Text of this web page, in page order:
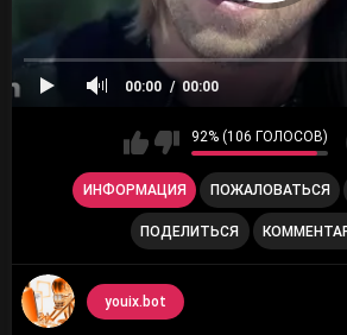
00:00 00:00
92% (106 ГОЛОСОВ)
ИНФОРМАЦИЯ ПОЖАЛОВАТЬСЯ
ПОДЕЛИТЬСЯ
youix.bot